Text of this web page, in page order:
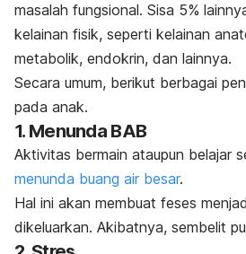
masalah fungsional. Sisa 5%
kelainan fisik, seperti kelainan
metabolik, endokrin, dan lainnya.
Secara umum, berikut berbagai
pada anak.
1. Menunda BAB
Aktivitas bermain ataupun belajar
menunda buang air besar.
Hal ini akan membuat feses
dikeluarkan. Akibatnya, sembelit